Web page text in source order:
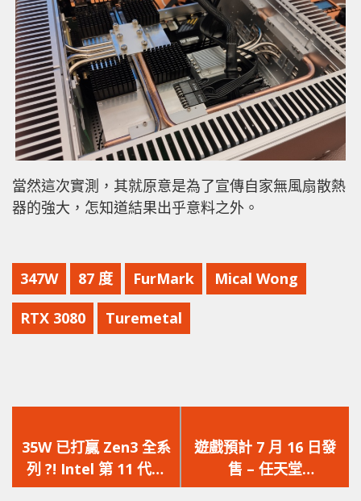
當然這次實測，其就原意是為了宣傳自家無風扇散熱
器的強大，怎知道結果出乎意料之外。
347W 87 度 FurMark Mical Wong
RTX 3080 Turemetal
一
篇
文
35W 已打贏 Zen3 全系
列 ?! Intel 第 11 代處
理器單核效能爆升
一
篇
文
遊戲預計 7 月 16 日發
售 – 任天堂
Switch「薩爾達傳說禦